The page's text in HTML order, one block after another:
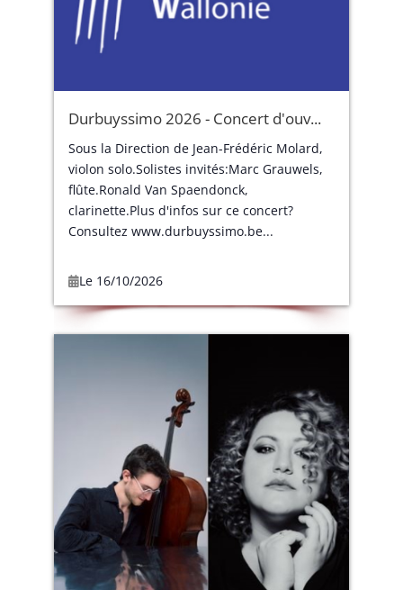
Durbuyssimo 2026 - Concert d'ouv...
Sous la Direction de Jean-Frédéric Molard,
violon solo.Solistes invités:Marc Grauwels,
flûte.Ronald Van Spaendonck,
clarinette.Plus d'infos sur ce concert?
Consultez www.durbuyssimo.be...
Le 16/10/2026